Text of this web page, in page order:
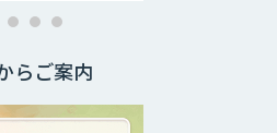
らご案内